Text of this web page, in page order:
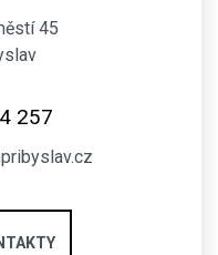
45
257